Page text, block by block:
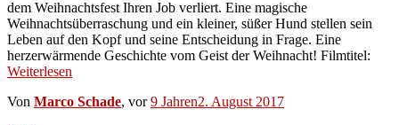
dem Weihnachtsfest Ihren Job verliert. Eine magische
Weihnachtsüberraschung und ein kleiner, süßer Hund stellen sein
Leben auf den Kopf und seine Entscheidung in Frage. Eine
herzerwärmende Geschichte vom Geist der Weihnacht! Filmtitel:
Weiterlesen
Von Marco Schade, vor9 Jahren2. August 2017